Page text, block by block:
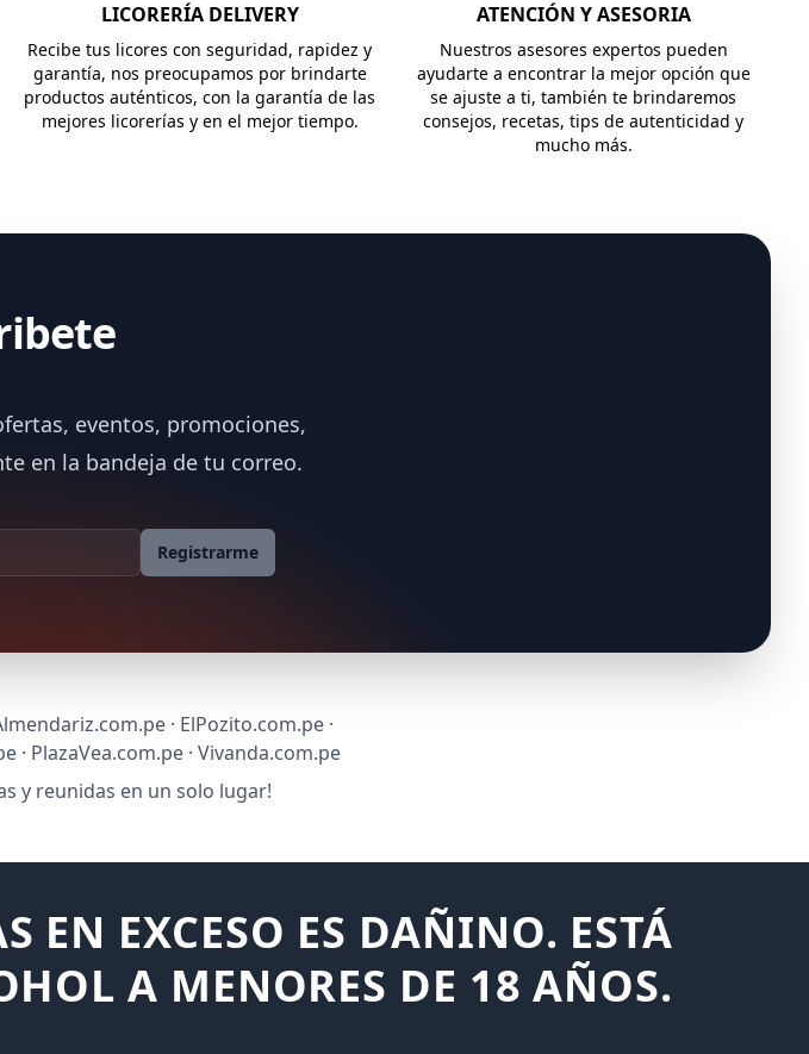
LICORERÍA DELIVERY
Recibe tus licores con seguridad, rapidez y
garantía, nos preocupamos por brindarte
productos auténticos, con la garantía de las
mejores licorerías y en el mejor tiempo.
ATENCIÓN Y ASESORIA
Nuestros asesores expertos pueden
ayudarte a encontrar la mejor opción que
se ajuste a ti, también te brindaremos
consejos, recetas, tips de autenticidad y
mucho más.
eventos, promociones,
en la bandeja de tu correo.
Registrarme
· ElPozito.com.pe ·
· PlazaVea.com.pe · Vivanda.com.pe
y reunidas en un solo lugar!
EN EXCESO ES DAÑINO. ESTÁ
A MENORES DE 18 AÑOS.